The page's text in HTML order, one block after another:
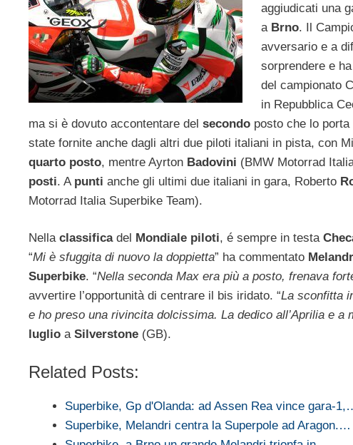
aggiudicati una
a Brno. Il
avversario e a
sorprendere e ha
del campionato
in Repubblica
ma si è dovuto accontentare del secondo posto che lo porta
state fornite anche dagli altri due piloti italiani in pista, con
quarto posto, mentre Ayrton Badovini (BMW Motorrad
posti. A punti anche gli ultimi due italiani in gara, Roberto
Motorrad Italia Superbike Team).
Nella classificadel Mondiale piloti, é sempre in testa
“Mi è sfuggita di nuovo la doppietta” ha commentato
Superbike. “Nella seconda Max era più a posto, frenava
avvertire l’opportunità di centrare il bis iridato. “La sconfitta
e ho preso una rivincita dolcissima. La dedico all’Aprilia e a
luglio a Silverstone (GB).
Related Posts:
Superbike, Gp d'Olanda: ad Assen Rea vince gara-
Superbike, Melandri centra la Superpole ad Aragon.…